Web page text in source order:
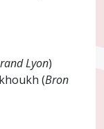
Lyon)
(Bron